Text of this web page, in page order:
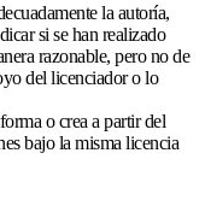
la autoría,
si se han realizado
razonable, pero no de
del licenciador o lo
o crea a partir del
bajo la misma licencia